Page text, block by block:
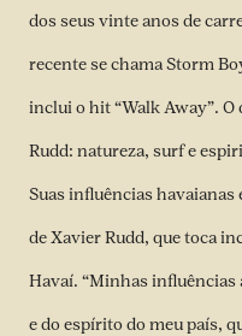
dos seus vinte anos de
recente se chama Storm
inclui o hit “Walk Away”.
Rudd: natureza, surf e
Suas influências havaianas
de Xavier Rudd, que toca
Havaí. “Minhas influências
e do espírito do meu país,